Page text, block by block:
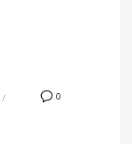
0
/